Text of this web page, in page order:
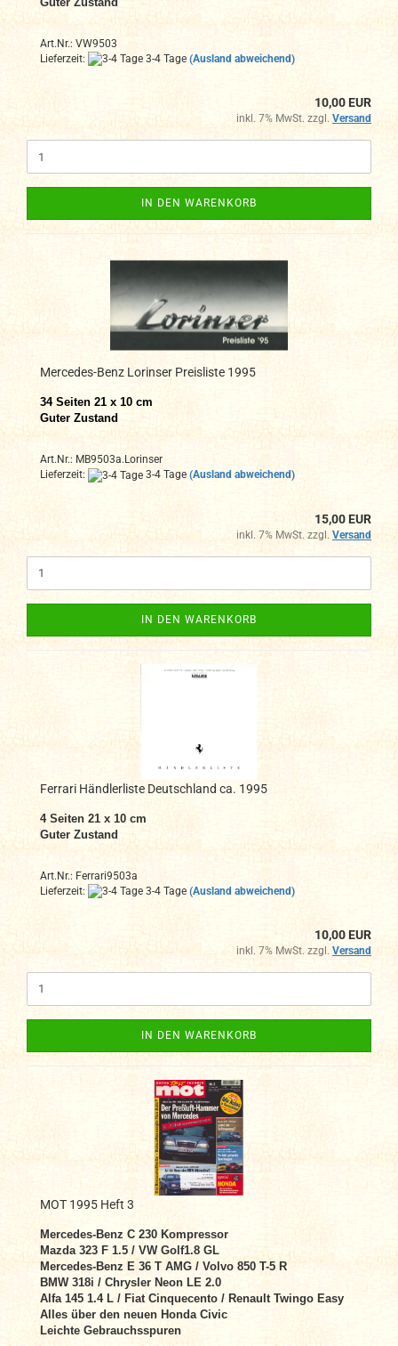
Art.Nr.: VW9503
Lieferzeit:
3-4 Tage (Ausland abweichend)
10,00 EUR
inkl. 7% MwSt. zzgl. Versand
IN DEN WARENKORB
Mercedes-Benz Lorinser Preisliste 1995
34 Seiten 21 x 10 cm
Guter Zustand
Art.Nr.: MB9503a.Lorinser
Lieferzeit:
3-4 Tage (Ausland abweichend)
15,00 EUR
inkl. 7% MwSt. zzgl. Versand
IN DEN WARENKORB
Ferrari Händlerliste Deutschland ca. 1995
4 Seiten 21 x 10 cm
Guter Zustand
Art.Nr.: Ferrari9503a
Lieferzeit:
3-4 Tage (Ausland abweichend)
10,00 EUR
inkl. 7% MwSt. zzgl. Versand
IN DEN WARENKORB
MOT 1995 Heft 3
Mercedes-Benz C 230 Kompressor
Mazda 323 F 1.5 / VW Golf1.8 GL
Mercedes-Benz E 36 T AMG / Volvo 850 T-5 R
BMW 318i / Chrysler Neon LE 2.0
Alfa 145 1.4 L / Fiat Cinquecento / Renault Twingo Easy
Alles über den neuen Honda Civic
Leichte Gebrauchsspuren